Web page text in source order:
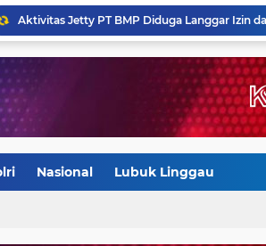
PT DSSP Power Sumsel Gelar Program
Nasional Lubuk Linggau